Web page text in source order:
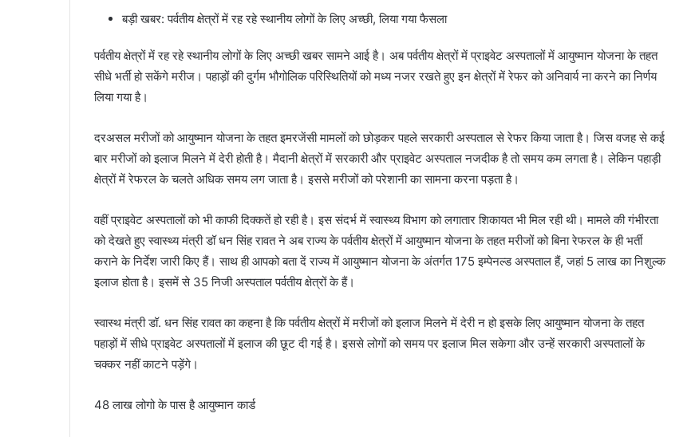
बड़ी खबर: पर्वतीय क्षेत्रों में रह रहे स्थानीय लोगों के लिए अच्छी, लिया गया फैसला
पर्वतीय क्षेत्रों में रह रहे स्थानीय लोगों के लिए अच्छी खबर सामने आई है। अब पर्वतीय क्षेत्रों में प्राइवेट अस्पतालों में आयुष्मान योजना के तहत
सीधे भर्ती हो सकेंगे मरीज। पहाड़ों की दुर्गम भौगोलिक परिस्थितियों को मध्य नजर रखते हुए इन क्षेत्रों में रेफर को अनिवार्य ना करने का निर्णय
लिया गया है।
दरअसल मरीजों को आयुष्मान योजना के तहत इमरजेंसी मामलों को छोड़कर पहले सरकारी अस्पताल से रेफर किया जाता है। जिस वजह से कई
बार मरीजों को इलाज मिलने में देरी होती है। मैदानी क्षेत्रों में सरकारी और प्राइवेट अस्पताल नजदीक है तो समय कम लगता है। लेकिन पहाड़ी
क्षेत्रों में रेफरल के चलते अधिक समय लग जाता है। इससे मरीजों को परेशानी का सामना करना पड़ता है।
वहीं प्राइवेट अस्पतालों को भी काफी दिक्कतें हो रही है। इस संदर्भ में स्वास्थ्य विभाग को लगातार शिकायत भी मिल रही थी। मामले की गंभीरता
को देखते हुए स्वास्थ्य मंत्री डॉ धन सिंह रावत ने अब राज्य के पर्वतीय क्षेत्रों में आयुष्मान योजना के तहत मरीजों को बिना रेफरल के ही भर्ती
कराने के निर्देश जारी किए हैं। साथ ही आपको बता दें राज्य में आयुष्मान योजना के अंतर्गत 175 इम्पेनल्ड अस्पताल हैं, जहां 5 लाख का निशुल्क
इलाज होता है। इसमें से 35 निजी अस्पताल पर्वतीय क्षेत्रों के हैं।
स्वास्थ मंत्री डॉ. धन सिंह रावत का कहना है कि पर्वतीय क्षेत्रों में मरीजों को इलाज मिलने में देरी न हो इसके लिए आयुष्मान योजना के तहत
पहाड़ों में सीधे प्राइवेट अस्पतालों में इलाज की छूट दी गई है। इससे लोगों को समय पर इलाज मिल सकेगा और उन्हें सरकारी अस्पतालों के
चक्कर नहीं काटने पड़ेंगे।
48 लाख लोगो के पास है आयुष्मान कार्ड